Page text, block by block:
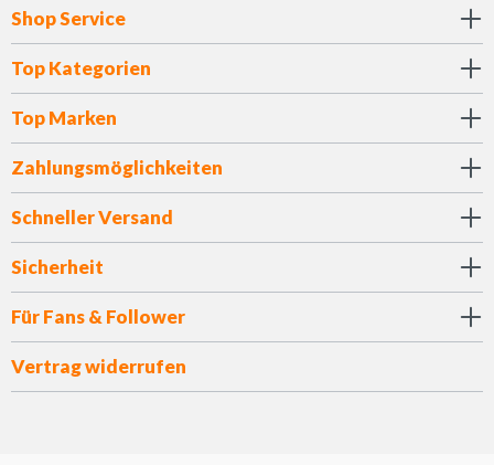
Shop Service
Top Kategorien
Top Marken
Zahlungsmöglichkeiten
Schneller Versand
Sicherheit
Für Fans & Follower
Vertrag widerrufen